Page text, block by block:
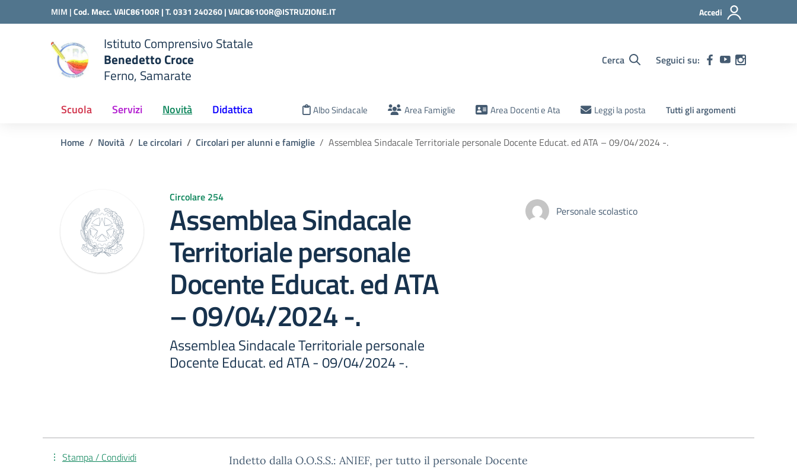
Vai ai contenuti
Vai al menu di navigazione
MIM |Cod. Mecc. VAIC86100R | T. 0331 240260 |VAIC86100R@ISTRUZIONE.IT Accedi
scuola
Istituto Comprensivo Statale
Benedetto Croce
Ferno, Samarate
Cerca Seguici su:
Scuola Servizi Novità Didattica Albo Sindacale Area Famiglie Area Docenti e Ata Leggi la posta Tutti gli argomenti
Home Novità Le circolari Circolari per alunni e famiglie Assemblea Sindacale Territoriale personale Docente Educat. ed ATA – 09/04/2024 -.
Circolare 254
Assemblea Sindacale
Territoriale personale
Docente Educat. ed ATA
– 09/04/2024 -.
Assemblea Sindacale Territoriale personale
Docente Educat. ed ATA - 09/04/2024 -.
Personale scolastico
Indetto dalla O.O.S.S.: ANIEF, per tutto il personale Docente
Stampa / Condividi